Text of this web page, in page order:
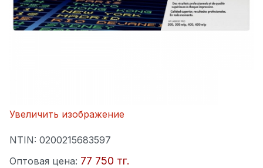
Увеличить изображение
NTIN: 0200215683597
Оптовая цена: 77 750 тг.